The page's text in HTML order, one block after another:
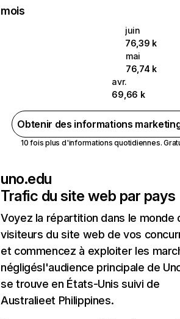
mois
juin
76,39 k
mai
76,74 k
avr.
69,66 k
Obtenir des informations
10 fois plus d'informations quotidiennes.
uno.edu
Trafic du site web par pays
Voyez la répartition dans le monde
visiteurs du site web de vos
et commencez à exploiter les
négligésl'audience principale de
se trouve en États-Unis suivi de
Australieet Philippines.